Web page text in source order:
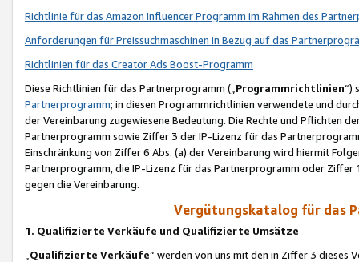
Richtlinie für das Amazon Influencer Programm im Rahmen des
Anforderungen für Preissuchmaschinen in Bezug auf das
Richtlinien für das Creator Ads Boost-Programm
Diese Richtlinien für das Partnerprogramm („Programmrichtlinien“)
Partnerprogramm; in diesen Programmrichtlinien verwendete und
der Vereinbarung zugewiesene Bedeutung. Die Rechte und Pflichten
Partnerprogramm sowie Ziffer 3 der IP-Lizenz für das
Einschränkung von Ziffer 6 Abs. (a) der Vereinbarung wird hiermit
Partnerprogramm, die IP-Lizenz für das Partnerprogramm oder
gegen die Vereinbarung.
Vergütungskatalog für das
1. Qualifizierte Verkäufe und Qualifizierte Umsätze
Qualifizierte Verkäufe“ werden von uns mit den in Ziffer 3